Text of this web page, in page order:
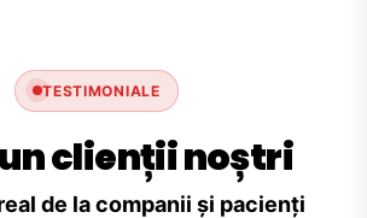
TESTIMONIALE
clienții noștri
de la companii și pacienți